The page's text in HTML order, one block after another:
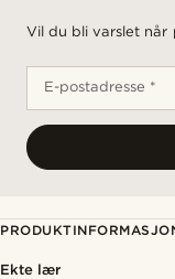
Vil du bli varslet når
E-postadresse *
Ekte lær